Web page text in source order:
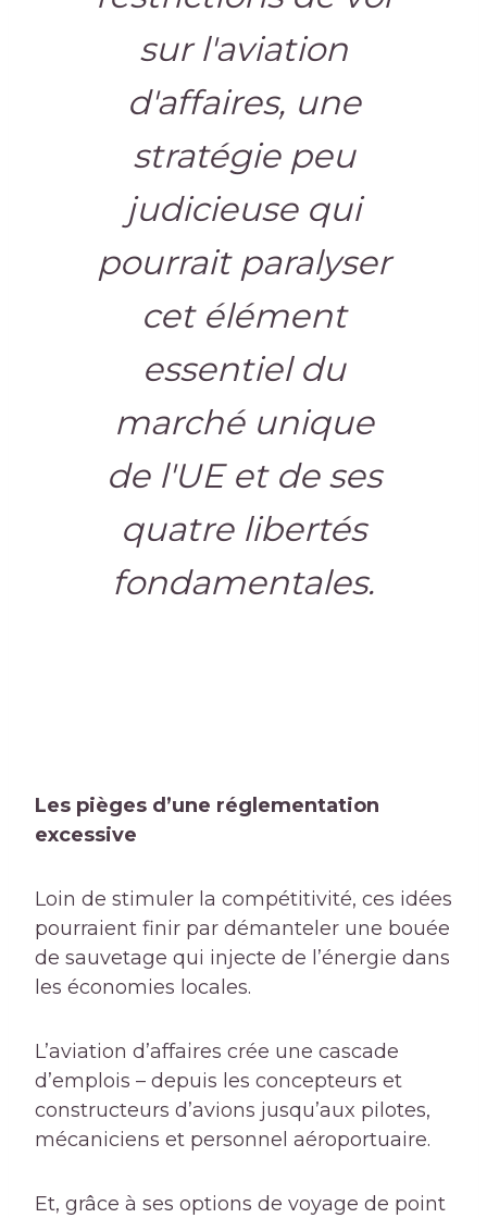
sur l'aviation
d'affaires, une
stratégie peu
judicieuse qui
pourrait paralyser
cet élément
essentiel du
marché unique
de l'UE et de ses
quatre libertés
fondamentales.
Les pièges d’une réglementation
excessive
Loin de stimuler la compétitivité, ces idées
pourraient finir par démanteler une bouée
de sauvetage qui injecte de l’énergie dans
les économies locales.
L’aviation d’affaires crée une cascade
d’emplois – depuis les concepteurs et
constructeurs d’avions jusqu’aux pilotes,
mécaniciens et personnel aéroportuaire.
Et, grâce à ses options de voyage de point